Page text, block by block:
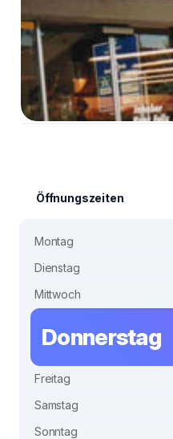
Öffnungszeiten
Montag
Dienstag
Mittwoch
Donnerstag
Freitag
Samstag
Sonntag